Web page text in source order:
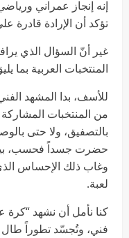
إنه إنجاز عمراني
تؤكد أن الإرادة قادرة
غير أنّ السؤال الذي
المنتخبات العربية بما
للأسف، بدا المشهد
من المنتخبات المشاركة
بالتصفيق، ولا حتى
حضرت جسداً فحسب،
وغاب ذلك الإحساس
لعبة.
كنا نأمل أن نشهد “كرة
فني، وتُجسّد تطوراً طال